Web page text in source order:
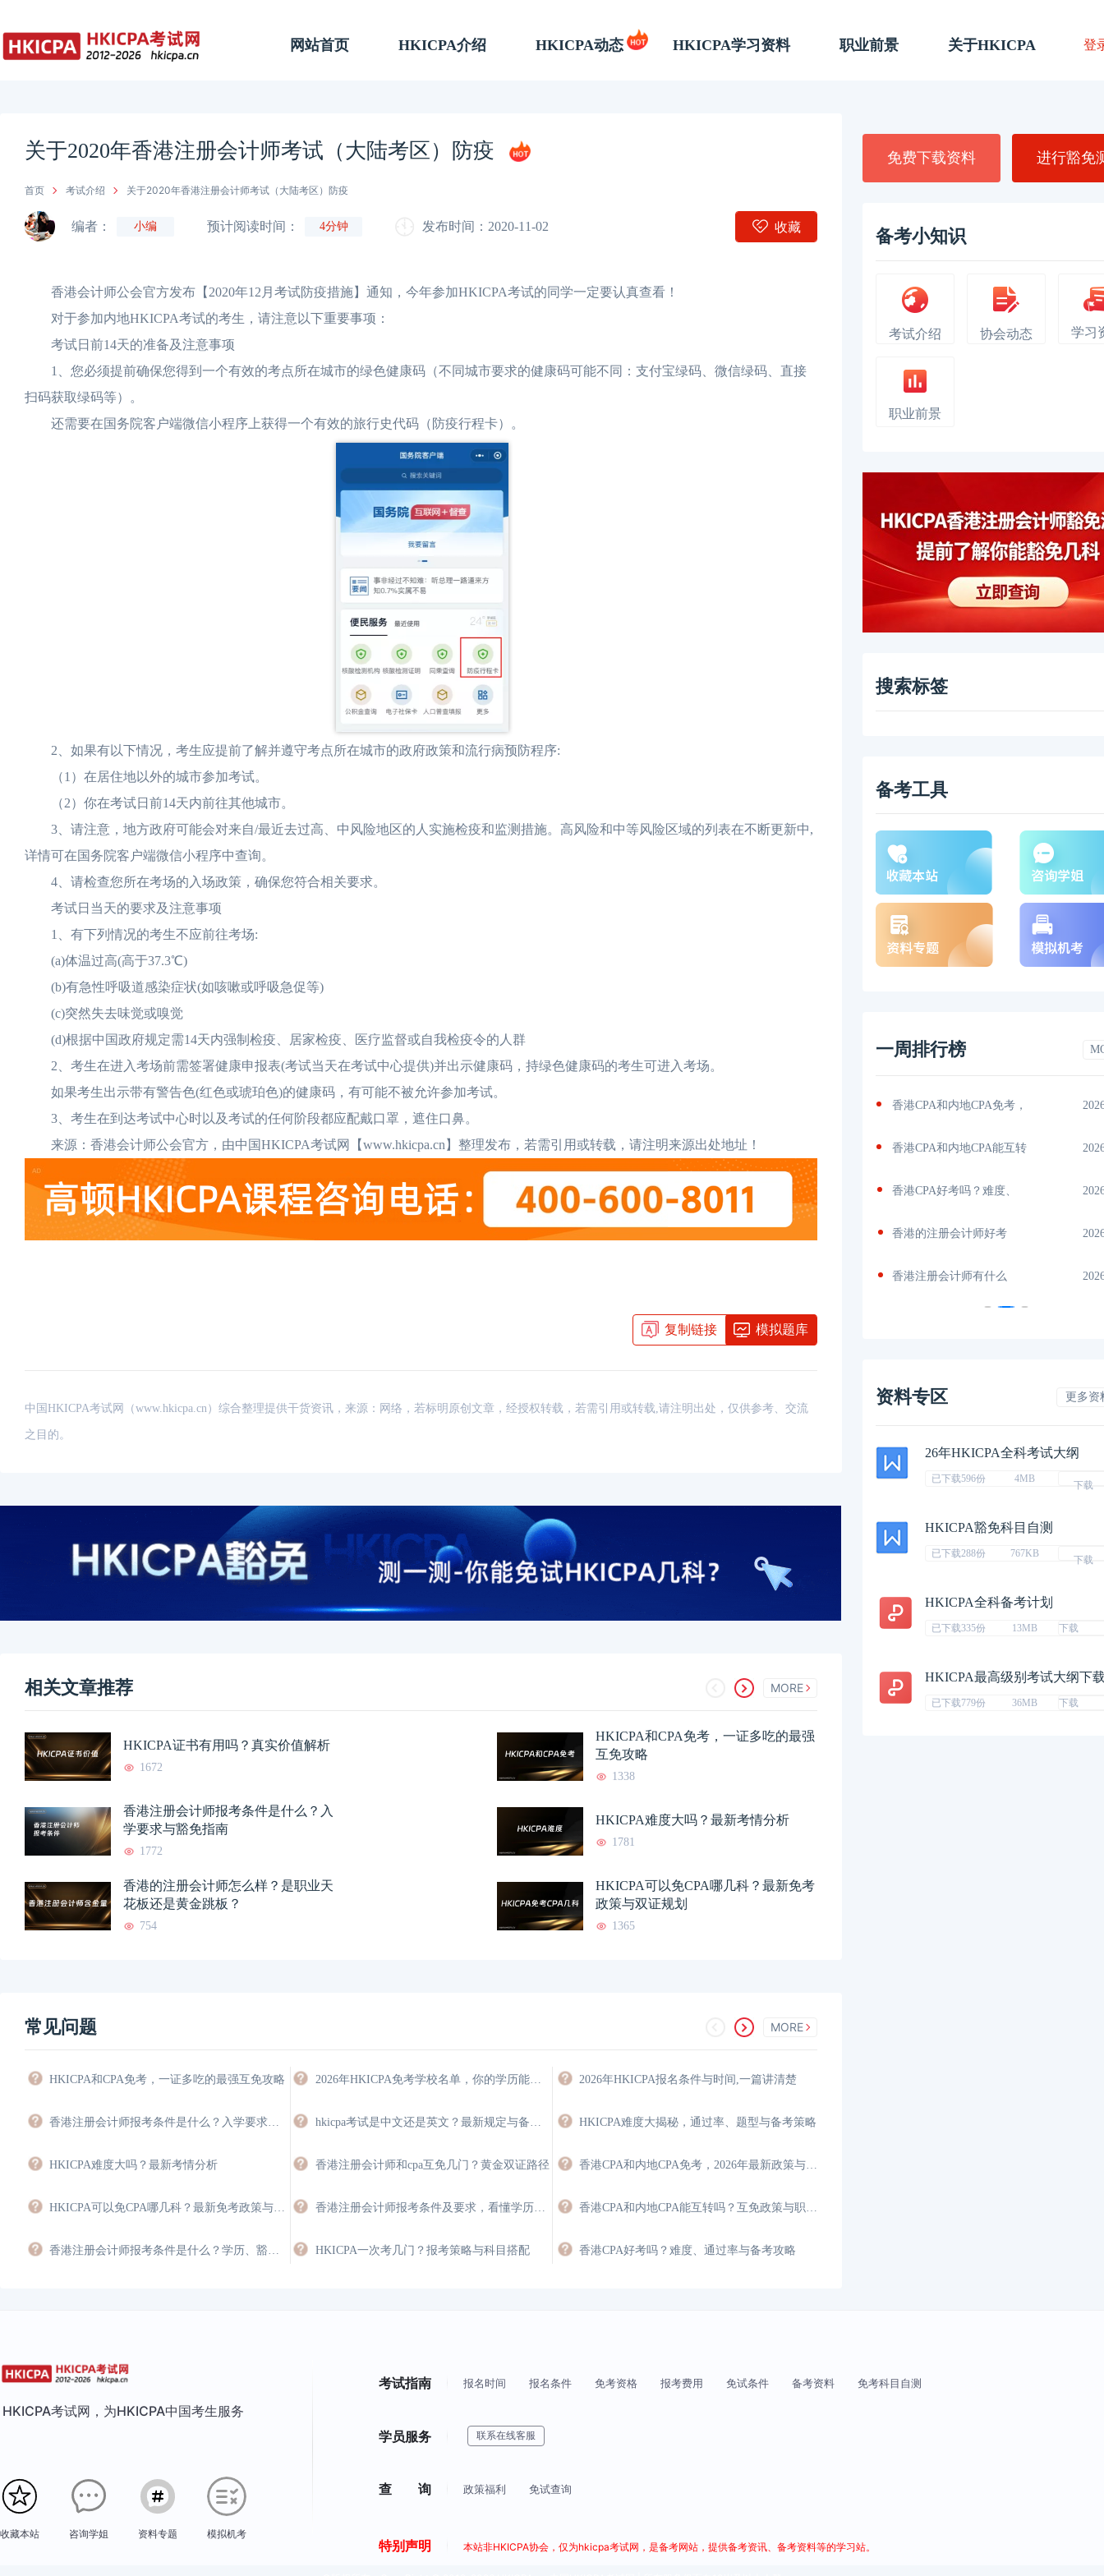
网站首页 HKICPA介绍 HKICPA动态 HKICPA学习资料 职业前景 关于HKICPA 登
关于2020年香港注册会计师考试（大陆考区）防疫
首页 考试介绍 关于2020年香港注册会计师考试（大陆考区）防疫
编者： 小编 预计阅读时间： 4分钟 发布时间：2020-11-02 收藏
香港会计师公会官方发布【2020年12月考试防疫措施】通知，今年参加HKICPA考试的同学一定要认真查看！
对于参加内地HKICPA考试的考生，请注意以下重要事项：
考试日前14天的准备及注意事项
1、您必须提前确保您得到一个有效的考点所在城市的绿色健康码（不同城市要求的健康码可能不同：支付宝绿码、微信绿码、直接
扫码获取绿码等）。
还需要在国务院客户端微信小程序上获得一个有效的旅行史代码（防疫行程卡）。
2、如果有以下情况，考生应提前了解并遵守考点所在城市的政府政策和流行病预防程序:
（1）在居住地以外的城市参加考试。
（2）你在考试日前14天内前往其他城市。
3、请注意，地方政府可能会对来自/最近去过高、中风险地区的人实施检疫和监测措施。高风险和中等风险区域的列表在不断更新中,
详情可在国务院客户端微信小程序中查询。
4、请检查您所在考场的入场政策，确保您符合相关要求。
考试日当天的要求及注意事项
1、有下列情况的考生不应前往考场:
(a)体温过高(高于37.3℃)
(b)有急性呼吸道感染症状(如咳嗽或呼吸急促等)
(c)突然失去味觉或嗅觉
(d)根据中国政府规定需14天内强制检疫、居家检疫、医疗监督或自我检疫令的人群
2、考生在进入考场前需签署健康申报表(考试当天在考试中心提供)并出示健康码，持绿色健康码的考生可进入考场。
如果考生出示带有警告色(红色或琥珀色)的健康码，有可能不被允许参加考试。
3、考生在到达考试中心时以及考试的任何阶段都应配戴口罩，遮住口鼻。
来源：香港会计师公会官方，由中国HKICPA考试网【www.hkicpa.cn】整理发布，若需引用或转载，请注明来源出处地址！
复制链接 模拟题库
中国HKICPA考试网（www.hkicpa.cn）综合整理提供干货资讯，来源：网络，若标明原创文章，经授权转载，若需引用或转载,请注明出处，仅供参考、交流
之目的。
相关文章推荐 MORE
HKICPA证书有用吗？真实价值解析
1672
HKICPA和CPA免考，一证多吃的最强
互免攻略
1338
香港注册会计师报考条件是什么？入
学要求与豁免指南
1772
HKICPA难度大吗？最新考情分析
1781
香港的注册会计师怎么样？是职业天
花板还是黄金跳板？
754
HKICPA可以免CPA哪几科？最新免考
政策与双证规划
1365
常见问题 MORE
HKICPA和CPA免考，一证多吃的最强互免攻略
HKICPA难度大吗？最新考情分析
2026年HKICPA免考学校名单，你的学历能免多少门？
香港注册会计师和cpa互免几门？黄金双证路径
HKICPA一次考几门？报考策略与科目搭配
2026年HKICPA报名条件与时间,一篇讲清楚
HKICPA难度大揭秘，通过率、题型与备考策略
香港CPA好考吗？难度、通过率与备考攻略
免费下载资料 进行豁免
备考小知识
考试介绍 协会动态 学习
职业前景
搜索标签
备考工具
一周排行榜
HKICPA难度大吗？最新考 2026-07-21
香港的注册会计师怎么 2026-07-20
2026-07-20
香港CPA和内地CPA能互转
香港CPA好考吗？难度、
hkicpa和acca哪个难？从通
香港cpa难度解析，为何
香港cpa大陆认可吗？
HKICPA值不值得考？从薪
香港cpa和acca互认吗？看
资料专区 更多资
26年HKICPA全科考试大纲
已下载596份 4MB
下载
HKICPA豁免科目自测
已下载288份 767KB
下载
HKICPA全科备考计划
已下载335份 13MB 下载
HKICPA最高级别考试大纲下
已下载779份 36MB 下载
HKICPA考试网，为HKICPA中国考生服务
收藏本站 咨询学姐 资料专题 模拟机考
考试指南 报名时间 报名条件 免考资格 报考费用 免试条件 备考资料 免考科目自测
学员服务 联系在线客服
查 询 政策福利 免试查询
特别声明 本站非HKICPA协会，仅为hkicpa考试网，是备考网站，提供备考资讯、备考资料等的学习站。